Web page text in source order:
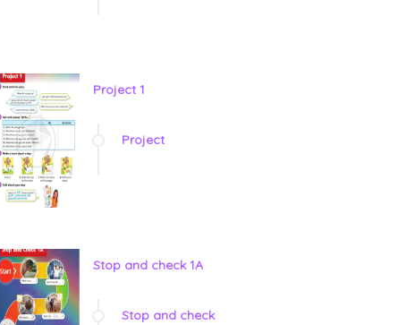
Project 1
Project
Stop and check 1A
Stop and check